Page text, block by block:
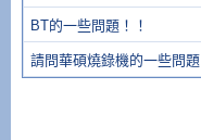
BT的一些問題！！
請問華碩燒錄機的一些問題